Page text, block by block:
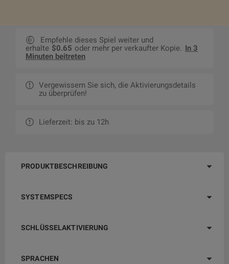
Empfehle dieses Spiel weiter und
erhalte $0.65 oder mehr per verkaufter Kopie. In 3
Minuten beitreten
Vergewissern Sie sich, die Aktivierungsdetails
zu überprüfen!
Lieferzeit: bis zu 12h
PRODUKTBESCHREIBUNG
SYSTEMSPECS
SCHLÜSSELAKTIVIERUNG
SPRACHEN